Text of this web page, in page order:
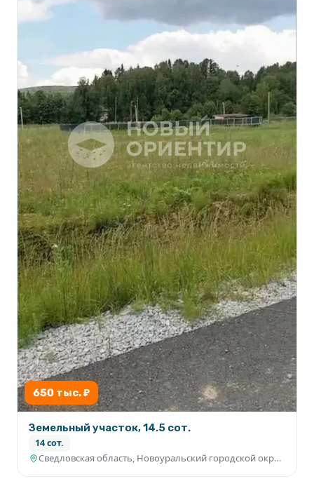
650 тыс. ₽
Земельный участок, 14.5 сот.
14 сот.
Сведловская область, Новоуральский городской округ, с. Тарасково в районе ул.Ленина, участок №15